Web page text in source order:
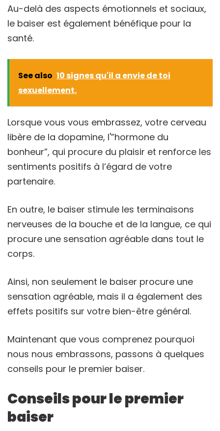
Au-delà des aspects émotionnels et sociaux,
le baiser est également bénéfique pour la
santé.
See also 10 signes qu'il a envie de toi
sexuellement.
Lorsque vous vous embrassez, votre cerveau
libère de la dopamine, l'”hormone du
bonheur”, qui procure du plaisir et renforce les
sentiments positifs à l’égard de votre
partenaire.
En outre, le baiser stimule les terminaisons
nerveuses de la bouche et de la langue, ce qui
procure une sensation agréable dans tout le
corps.
Ainsi, non seulement le baiser procure une
sensation agréable, mais il a également des
effets positifs sur votre bien-être général.
Maintenant que vous comprenez pourquoi
nous nous embrassons, passons à quelques
conseils pour le premier baiser.
Conseils pour le premier
baiser